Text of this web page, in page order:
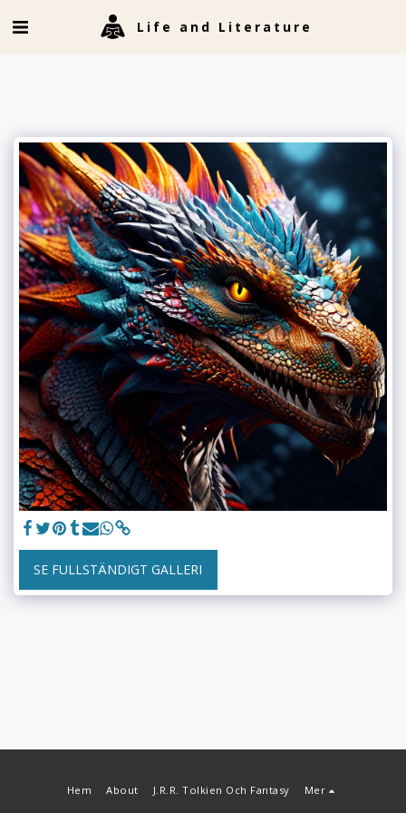
Life and Literature
SE FULLSTÄNDIGT GALLERI
Hem About J.R.R. Tolkien Och Fantasy Mer